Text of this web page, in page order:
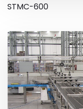
STMC-600